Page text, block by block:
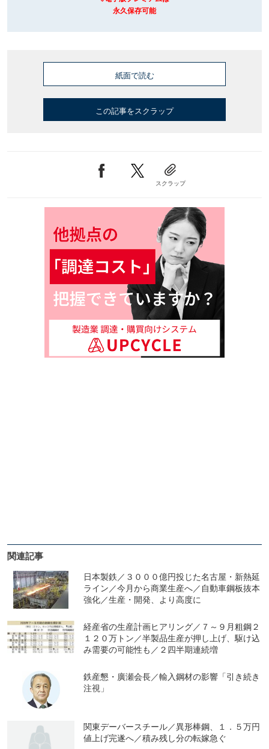
永久保存可能
紙面で読む
この記事をスクラップ
スクラップ
関連記事
日本製鉄／３０００億円投じた名古屋・新熱延
ライン／今月から商業生産へ／自動車鋼板抜本
強化／生産・開発、より高度に
経産省の生産計画ヒアリング／７～９月粗鋼２
１２０万トン／半製品生産が押し上げ、駆け込
み需要の可能性も／２四半期連続増
鉄産懇・廣瀬会長／輸入鋼材の影響「引き続き
注視」
関東デーバースチール／異形棒鋼、１．５万円
値上げ完遂へ／積み残し分の転嫁急ぐ